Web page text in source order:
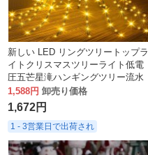
新しい LED リングツリートップラ
イトクリスマスツリーライト低電
圧五芒星滝ハンギングツリー流水
クリスマス LED ストリングライト
1,588円 卸売り価格
1,672円
1 - 3営業日で出荷され